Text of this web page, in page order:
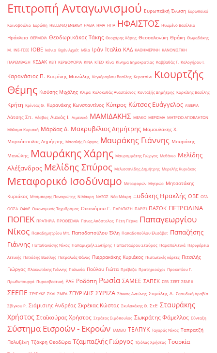
Επιτροπή Ανταγωνισμού Ευρωπαϊκή Ένωση Ευρωπαϊκό
Κοινοβούλιο Ευρώπη ΗELLENiQ ENERGY ΗΛΕΙΑ ΗΜΑ ΗΠΑ ΗΦΑΙΣΤΟΣ Ηνωμένο Βασίλειο
Ηράκλειο ΘΕΡΜΟΙΛ Θεοδωρικάκος Τάκης Θεοχάρης Χάρης Θεσσαλονίκη Θράκη Θωμαδάκης
Μ. ΙΝΕ-ΓΣΕΕ ΙΟΒΕ Ικόνιο Ιλχάν Αχμέτ Ινδία Ιράν Ιταλία ΚΑΔ ΚΑΘΗΜΕΡΙΝΗ ΚΑΝΟΝΙΣΤΙΚΗ
ΠΑΡΕΜΒΑΣΗ ΚΕΔΑΚ ΚΕΠ ΚΕΡΔΟΦΟΡΙΑ ΚΙΝΑ ΚΤΕΟ Κίνα Κίνημα Δημοκρατίας Καββαθάς Γ. Καλογήρου Ι.
Καρανάσιος Π. Κατρίνης Μανώλης Κεγκέρογλου Βασίλης Κερατσίνι
Κιουρτζής
Θέμης Κιούσης Μιχάλης Κλίμα Κολοκυθάς Αναστάσιος Κονταξής Δημήτρης Κορκίδης Βασίλης
Κρήτη Κρίντας Θ. Κυρανάκης Κωνσταντίνος Κύπρος Κώτσος Ευάγγελος ΛΙΒΕΡΙΑ
Λάτσης Σπ. Λέσβος Λιανός Ι. Λιμενικό ΜΑΜΙΔΑΚΗΣ ΜΕΛΚΟ ΜΕΡΙΣΜΑ ΜΗΤΡΩΟ ΑΠΟΒΛΗΤΩΝ
Μάλαμα Κυριακή Μάρδας Δ. Μακρυβέλιος Δημήτρης Μαμουλάκης Χ.
Μαρκόπουλος Δημήτρης Μασαλής Γιώργος Μαυράκης Γιάννης Μαυράκης
Μανώλης Μαυράκης Χάρης Μαυρομμάτης Γιώργος Μεθάνιο Μελίδης
Αλέξανδρος Μελίδης Σπύρος Μελισσανίδης Δημήτρης Μερελής Κυριάκος
Μεταφορικό Ισοδύναμο Μεταφορών Μητρώο Μητσοτάκης
Κυριάκος Μπόμπορης Παναγιώτης Ν.Μάκρη ΝΑΞΟΣ Νέα Μάκρη Ξυδάκης Ηρακλής ΟΒΕ ΟΓΑ
ΟΟΣΑ ΟΦΑΕ Οικονομικός Ταχυδρόμος Οικονόμου Γ. ΠΑΡΑΤΑΣΗ ΠΑΡΙΣΙ ΠΑΣΟΚ ΠΕΤΡΟΛΙΝΑ
ΠΟΠΕΚ ΠΡΑΤΗΡΙΑ ΠΡΟΘΕΣΜΙΑ Πάνας Απόστολος Πέτη Πέρκα Παπαγεωργίου
Νίκος Παπαδημητρίου Μπ. Παπαδοπούλου Έλλη Παπαδοπούλου Ελισάβετ Παπαζήσης
Γιάννης Παπαθανάσης Νίκος Παπαμιχαήλ Σωτήρης Παπασταύρου Σταύρος Παραπολιτικά Περιφέρεια
Αττικής Πετκίδης Βασίλης Πετραλιάς Θάνος Πιερρακάκης Κυριάκος Πιστωτικές κάρτες Πιτσιλής
Γιώργος Πλακιωτάκης Γιάννης Πολωνία Πούλου Γιώτα Πρέβεζα Πρατηριούχοι Προκοπίου Γ.
Πρωθυπουργό Πυροσβεστική ΡΑΕ Ροδόπη Ρωσία ΣΑΜΕΕ ΣΑΠΕΚ ΣΕΒ ΣΕΒΤ ΣΕΔΕ ΙΙ
ΣΕΕΠΕ ΣΕΥΠΥΚΕ ΣΚΑΙ ΣΜΕΑ ΣΠΥΡΙΔΗΣ ΣΥΡΙΖΑ Σάκκος Αντώνης Σαμόλης Λ. Σαουδική Αραβία
Σβίγκου Ρ. Σιάμισιης Ανδρέας Σκρέκας Κώστας Σκυλακάκης Θ. ΣτΕ Σταυράκης
Χρήστος Σταϊκούρας Χρήστος Στράτος Σιμόπουλος Σωκράτης Φάμελλος Σύνταξη
Σύστημα Εισροών - Εκροών ΤΑΜΕΙΟ ΤΕΑΠΥΚ Ταγαράς Νίκος Ταπρατζή
Πολυξένη Τζάκρη Θεοδώρα Τζαμπαζλής Γιώργος Τζιόλας Χρήστος Τουρκία